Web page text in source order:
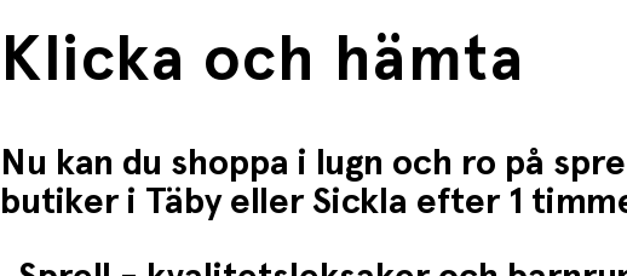
Klicka och hämta
Nu kan du shoppa i lugn och ro på
butiker i Täby eller Sickla efter 1